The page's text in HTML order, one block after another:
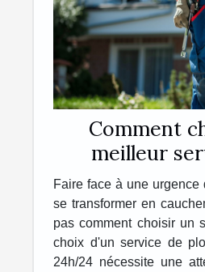
Comment
meilleur
plomberie
24h/
Faire face à une urgence
se transformer en
pas comment choisir un
choix d'un service de
24h/24 nécessite une